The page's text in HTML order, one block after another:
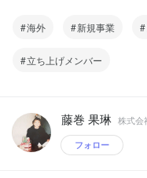
海外 新規事業
立ち上げメンバー
藤巻 果琳 株式会
フォロー